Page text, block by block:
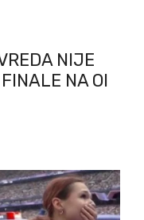
NIJE
NA OI